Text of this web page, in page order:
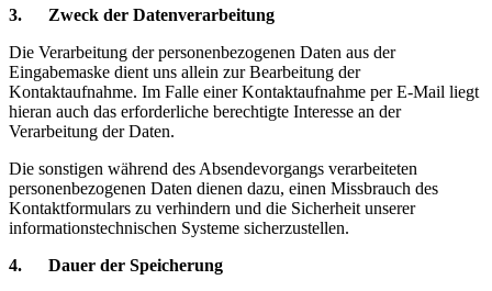
3. Zweck der Datenverarbeitung
Die Verarbeitung der personenbezogenen Daten aus der
Eingabemaske dient uns allein zur Bearbeitung der
Kontaktaufnahme. Im Falle einer Kontaktaufnahme per E-Mail liegt
hieran auch das erforderliche berechtigte Interesse an der
Verarbeitung der Daten.
Die sonstigen während des Absendevorgangs verarbeiteten
personenbezogenen Daten dienen dazu, einen Missbrauch des
Kontaktformulars zu verhindern und die Sicherheit unserer
informationstechnischen Systeme sicherzustellen.
4. Dauer der Speicherung